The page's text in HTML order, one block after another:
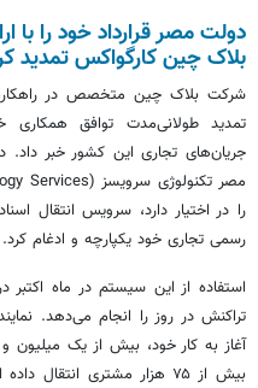
دولت مصر قرارداد خود را با
بلاک چین کارگواکس تمدید
تمدید طولانی‌مدت توافق همکاری
جریان‌های تجاری این کشور خبر
رسمی تجاری خود یکپارچه و ادغام کرد.
تراکنش در روز را انجام می‌دهد.
بیش از ۷۵ هزار مشتری